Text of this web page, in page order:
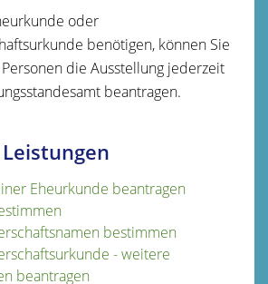
oder
benötigen, können Sie
die Ausstellung jederzeit
beantragen.
Eheurkunde beantragen
bestimmen
- weitere
beantragen